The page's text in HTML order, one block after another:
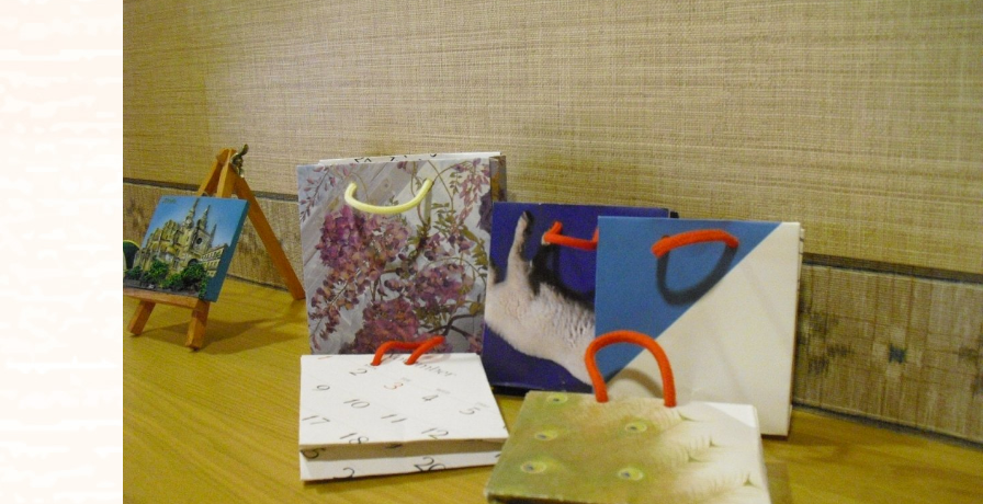
立地
料金について
施設について
施設について
施設概要
アクセス